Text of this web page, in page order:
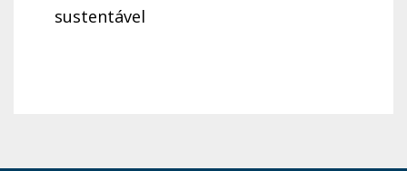
sustentável